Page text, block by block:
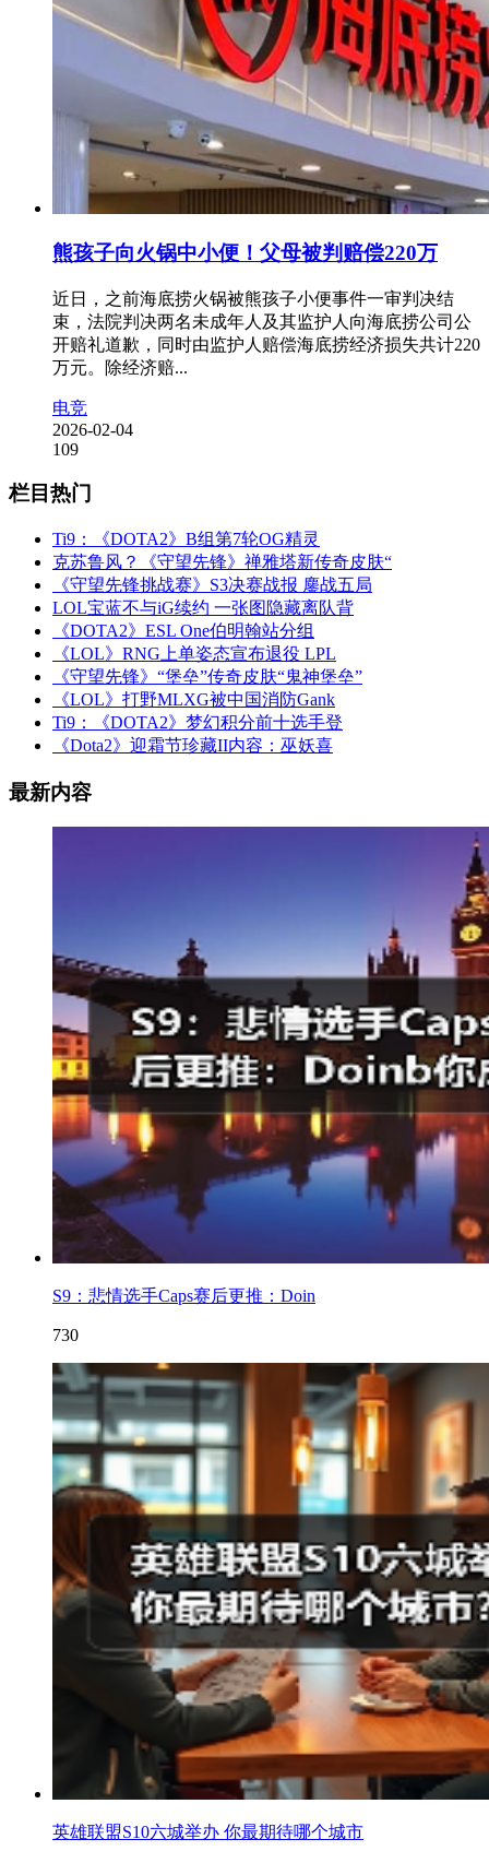
熊孩子向火锅中小便！父母被判赔偿220万
近日，之前海底捞火锅被熊孩子小便事件一审判决结
束，法院判决两名未成年人及其监护人向海底捞公司公
开赔礼道歉，同时由监护人赔偿海底捞经济损失共计220
万元。除经济赔...
电竞
2026-02-04
109
栏目热门
Ti9：《DOTA2》B组第7轮OG精灵
克苏鲁风？《守望先锋》禅雅塔新传奇皮肤“
《守望先锋挑战赛》S3决赛战报 鏖战五局
LOL宝蓝不与iG续约 一张图隐藏离队背
《DOTA2》ESL One伯明翰站分组
《LOL》RNG上单姿态宣布退役 LPL
《守望先锋》“堡垒”传奇皮肤“鬼神堡垒”
《LOL》打野MLXG被中国消防Gank
Ti9：《DOTA2》梦幻积分前十选手登
《Dota2》迎霜节珍藏II内容：巫妖喜
最新内容
S9：悲情选手Caps赛后更推：Doin
730
英雄联盟S10六城举办 你最期待哪个城市